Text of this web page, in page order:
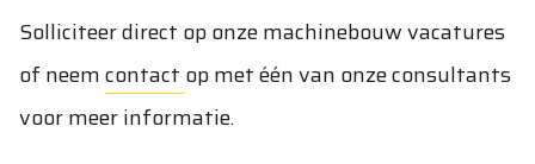
Solliciteer direct op onze machinebouw vacatures
of neemcontact op met één van onze consultants
voor meer informatie.